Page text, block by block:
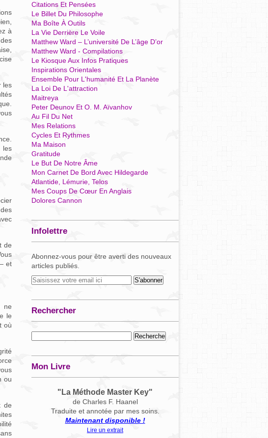
à
les
les
de
et
ne
le
où
ou
de
Citations Et Pensées
Le Billet Du Philosophe
Ma Boîte À Outils
La Vie Derrière Le Voile
Matthew Ward – L’université De L’âge D’or
Matthew Ward - Compilations
Le Kiosque Aux Infos Pratiques
Inspirations Orientales
Ensemble Pour L'humanité Et La Planète
La Loi De L'attraction
Maitreya
Peter Deunov Et O. M. Aïvanhov
Au Fil Du Net
Mes Relations
Cycles Et Rythmes
Ma Maison
Gratitude
Le But De Notre Âme
Mon Carnet De Bord Avec Hildegarde
Atlantide, Lémurie, Telos
Mes Coups De Cœur En Anglais
Dolores Cannon
Infolettre
Abonnez-vous pour être averti des nouveaux
articles publiés.
Rechercher
Mon Livre
"La Méthode Master Key"
de Charles F. Haanel
Traduite et annotée par mes soins.
Maintenant disponible !
Lire un extrait